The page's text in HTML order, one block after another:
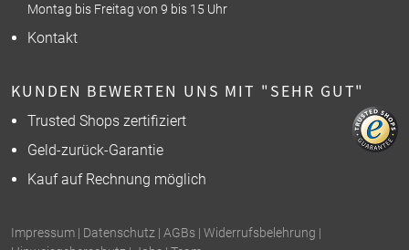
Montag bis Freitag von 9 bis 15 Uhr
Kontakt
KUNDEN BEWERTEN UNS MIT "SEHR GUT"
Trusted Shops zertifiziert
Geld-zurück-Garantie
Kauf auf Rechnung möglich
Impressum | Datenschutz | AGBs | Widerrufsbelehrung |